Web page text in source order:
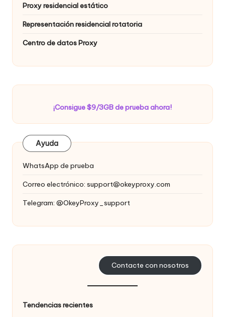
Proxy residencial estático
Representación residencial rotatoria
Centro de datos Proxy
¡Consigue $9/3GB de prueba ahora!
Ayuda
WhatsApp de prueba
Correo electrónico: support@okeyproxy.com
Telegram: @OkeyProxy_support
Contacte con nosotros
Tendencias recientes